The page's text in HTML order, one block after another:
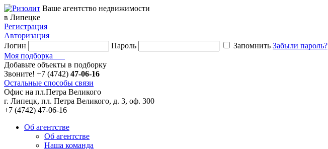
Ваше агентство недвижимости
в Липецке
Регистрация
Авторизация
Логин
Пароль Запомнить Забыли пароль?
Моя подборка
Добавьте объекты в подборку
Звоните! +7 (4742) 47-06-16
Остальные способы связи
Офис на пл.Петра Великого
г. Липецк, пл. Петра Великого, д. 3, оф. 300
+7 (4742) 47-06-16
Об агентстве
Об агентстве
Наша команда